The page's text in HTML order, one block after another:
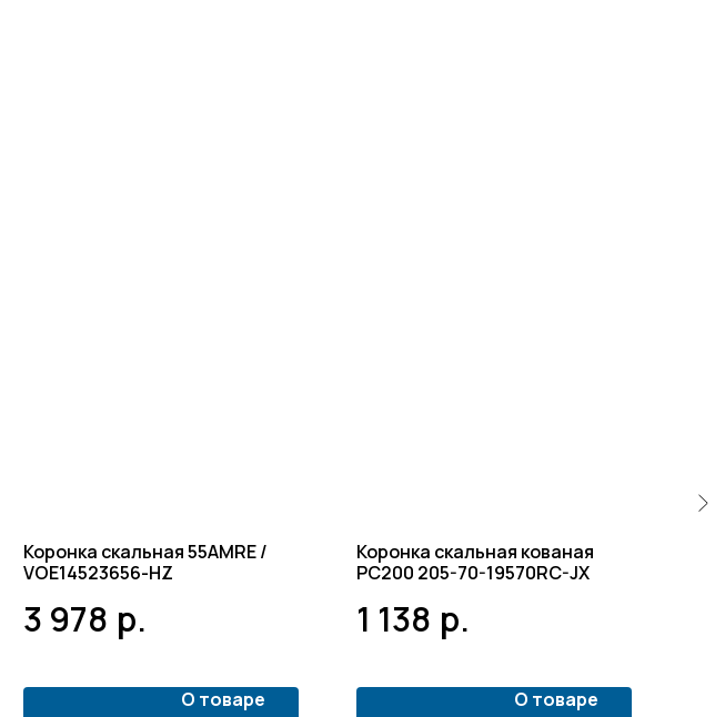
Коронка скальная 55AMRE /
VOE14523656-HZ
3 978 р.
О товаре
Коронка скальная кованая
PC200 205-70-19570RC-JX
1 138 р.
О товаре